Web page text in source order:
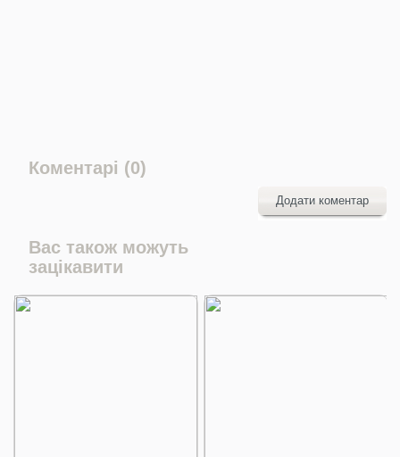
Коментарі (0)
Додати коментар
Вас також можуть
зацікавити